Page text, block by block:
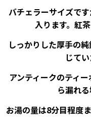
バチェラーサイズで
入ります。紅
しっかりした厚手の
じて
アンティークのティ
ら漏れ
お湯の量は8分目程度